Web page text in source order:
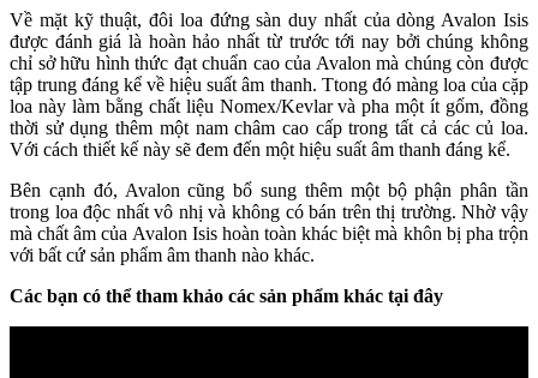
Về mặt kỹ thuật, đôi loa đứng sàn duy nhất của dòng Avalon Isis
được đánh giá là hoàn hảo nhất từ trước tới nay bởi chúng không
chỉ sở hữu hình thức đạt chuẩn cao của Avalon mà chúng còn được
tập trung đáng kể về hiệu suất âm thanh. Ttong đó màng loa của cặp
loa này làm bằng chất liệu Nomex/Kevlar và pha một ít gốm, đồng
thời sử dụng thêm một nam châm cao cấp trong tất cả các củ loa.
Với cách thiết kế này sẽ đem đến một hiệu suất âm thanh đáng kể.
Bên cạnh đó, Avalon cũng bổ sung thêm một bộ phận phân tần
trong loa độc nhất vô nhị và không có bán trên thị trường. Nhờ vậy
mà chất âm của Avalon Isis hoàn toàn khác biệt mà khôn bị pha trộn
với bất cứ sản phẩm âm thanh nào khác.
Các bạn có thể tham khảo các sản phẩm khác tại đây